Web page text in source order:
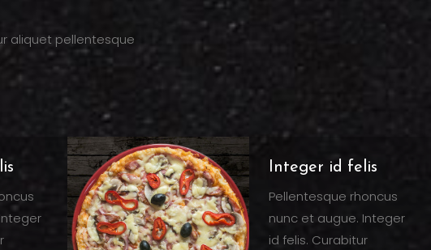
aliquet pellentesque
Integer id felis
Pellentesque rhoncus
nunc et augue. Integer
id felis. Curabitur